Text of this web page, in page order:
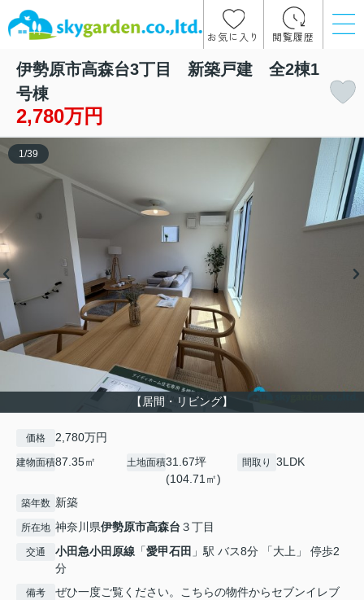
お気に入り 閲覧履歴
伊勢原市高森台3丁目 新築戸建 全2棟1
号棟
2,780万円
【居間・リビング】
1 /39
価格 2,780万円
建物面積87.35㎡ 土地面積31.67坪
(104.71㎡)
間取り 3LDK
築年数 新築
所在地 神奈川県伊勢原市高森台 ３丁目
交通 小田急小田原線 「愛甲石田 」駅 バス8分 「大上」 停歩2
分
備考
ぜひ一度ご覧ください。こちらの物件からセブンイレブ